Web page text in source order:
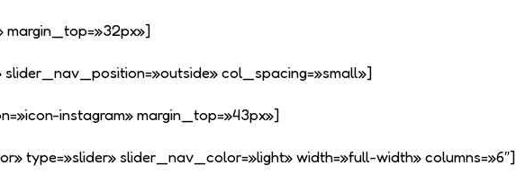
margin_top=»32px»]
col_spacing=»small»]
instagram» margin_top=»43px»]
type=»slider» slider_nav_color=»light» width=»full-width» columns=»6″]